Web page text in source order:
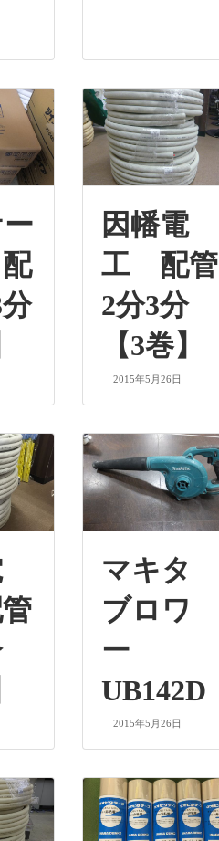
因幡電
工 配管
2分3分
【3巻】
2015年5月26日
マキタ
ブロワ
ー
UB142D
2015年5月26日